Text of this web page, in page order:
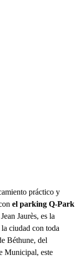
práctico y
el parking Q-Park
Jaurès, es la
ciudad con toda
Béthune, del
Municipal, este